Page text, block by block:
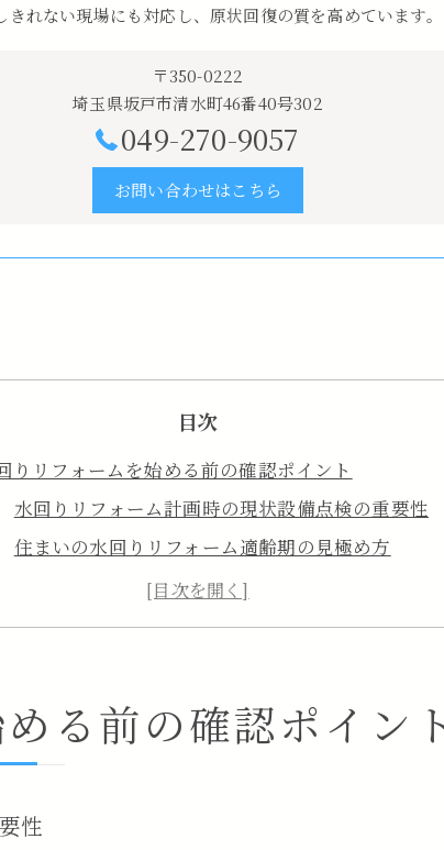
れない現場にも対応し、原状回復の質を高めています。
〒350-0222
埼玉県坂戸市清水町46番40号302
049-270-9057
お問い合わせはこちら
目次
りリフォームを始める前の確認ポイント
水回りリフォーム計画時の現状設備点検の重要性
住まいの水回りリフォーム適齢期の見極め方
水回りリフォーム前の業者選びで失敗しない方法
水回りリフォームを検討する際の予算と補助金情
市で補助金を活用する実践的手順
水回りリフォーム補助金申請の流れと必要書類
水回りリフォーム費用を抑える補助金活用術
る前の確認ポイン
性